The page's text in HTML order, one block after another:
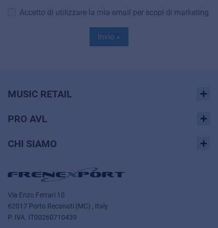
Accetto di utilizzare la mia email per scopi di marketing
Invio »
MUSIC RETAIL
PRO AVL
CHI SIAMO
Via Enzo Ferrari 10
62017 Porto Recanati (MC) , Italy
P. IVA. IT00260710439